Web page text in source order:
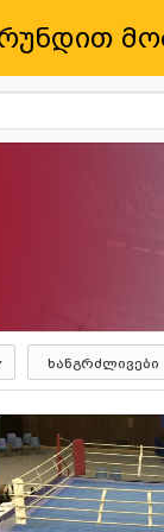
ხანგრძლივები